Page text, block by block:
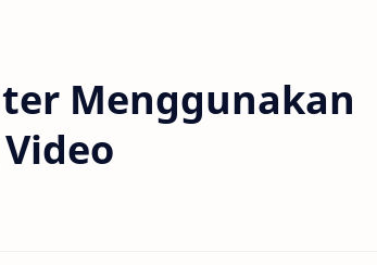
Menggunakan